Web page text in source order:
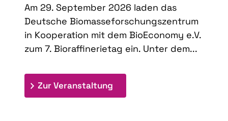
Am 29. September 2026 laden das
Deutsche Biomasseforschungszentrum
in Kooperation mit dem BioEconomy e.V.
zum 7. Bioraffinerietag ein. Unter dem...
Zur Veranstaltung